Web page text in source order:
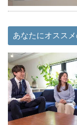
あなたにオスス